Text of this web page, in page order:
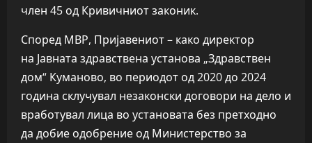
член 45 од Кривичниот законик.
Според МВР, Пријавениот – како директор
на Јавната здравствена установа „Здравствен
дом“ Куманово, во периодот од 2020 до 2024
година склучувал незаконски договори на дело и
вработувал лица во установата без претходно
да добие одобрение од Министерство за